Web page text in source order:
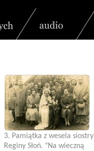
3. Pamiątka z wesela siostry
Reginy Słoń. "Na wieczną